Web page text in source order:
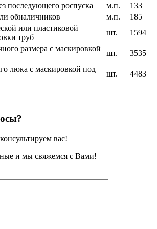
последующего роспуска м.п.
133
обналичников
м.п.
185
или пластиковой
труб
шт.
1594
размера с маскировкой
шт.
3535
люка с маскировкой под
шт.
4483
вас!
и мы свяжемся с Вами!